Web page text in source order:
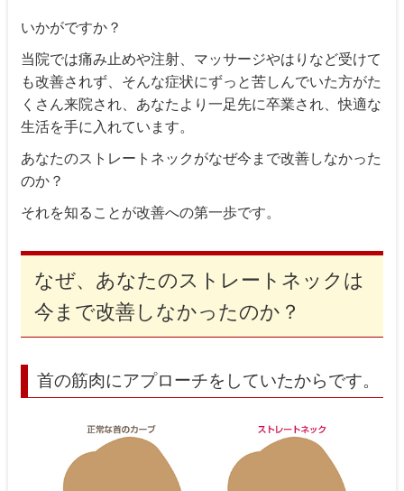
いかがですか？
当院では痛み止めや注射、マッサージやはりなど受けて
も改善されず、そんな症状にずっと苦しんでいた方がた
くさん来院され、あなたより一足先に卒業され、快適な
生活を手に入れています。
あなたのストレートネックがなぜ今まで改善しなかった
のか？
それを知ることが改善への第一歩です。
なぜ、あなたのストレートネックは
今まで改善しなかったのか？
首の筋肉にアプローチをしていたからです。